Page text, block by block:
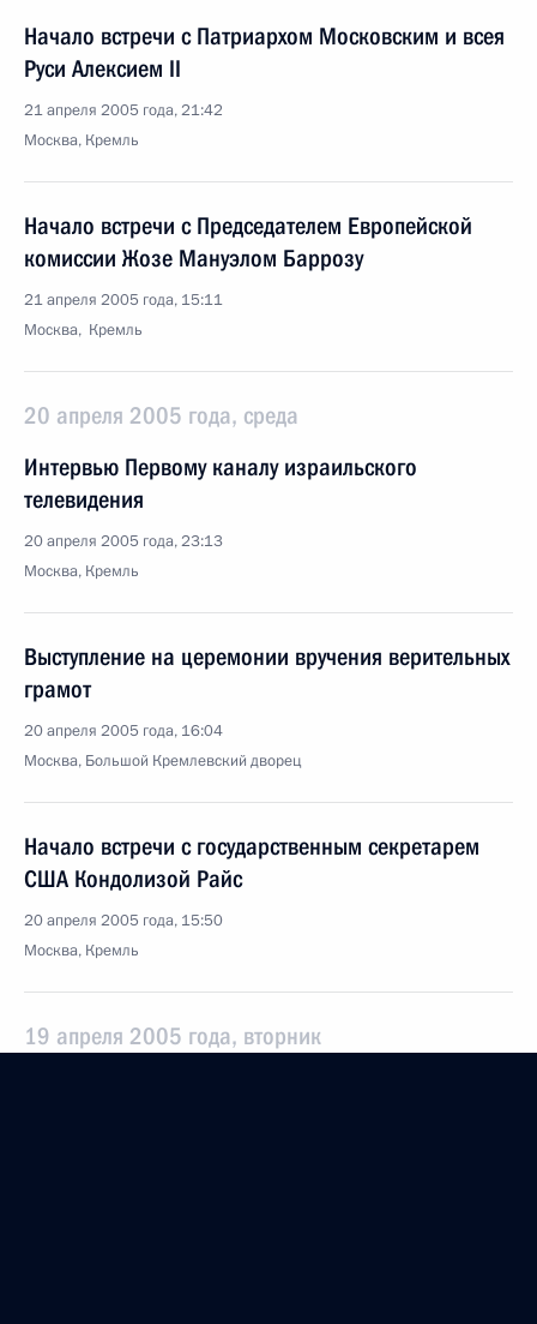
Начало встречи с Патриархом Московским и всея
Руси Алексием II
21 апреля 2005 года, 21:42
Москва, Кремль
Начало встречи с Председателем Европейской
комиссии Жозе Мануэлом Баррозу
21 апреля 2005 года, 15:11
Москва, Кремль
20 апреля 2005 года, среда
Интервью Первому каналу израильского
телевидения
20 апреля 2005 года, 23:13
Москва, Кремль
Выступление на церемонии вручения верительных
грамот
20 апреля 2005 года, 16:04
Москва, Большой Кремлевский дворец
Начало встречи с государственным секретарем
США Кондолизой Райс
20 апреля 2005 года, 15:50
Москва, Кремль
19 апреля 2005 года, вторник